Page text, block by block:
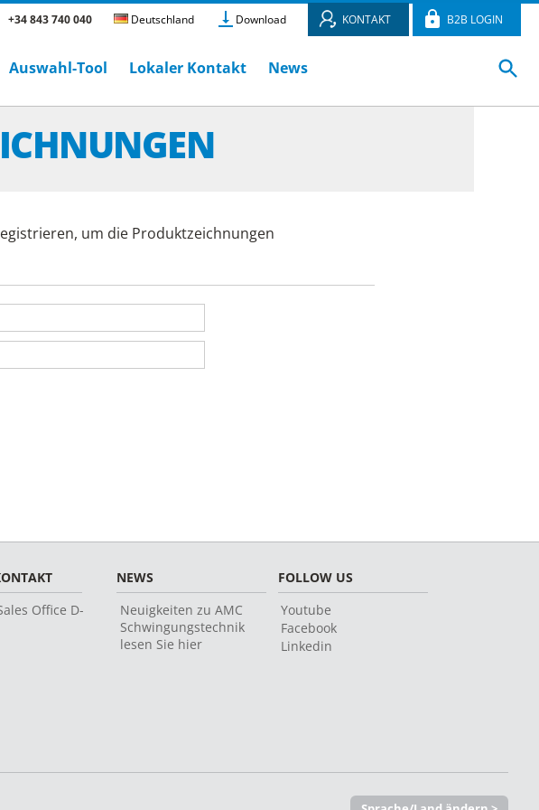
+34 843 740 040 Deutschland Download KONTAKT B2B LOGIN
Auswahl-Tool Lokaler Kontakt News
um die Produktzeichnungen
Office D-
NEWS
Neuigkeiten zu AMC
Schwingungstechnik
lesen Sie hier
FOLLOW US
Youtube
Facebook
Linkedin